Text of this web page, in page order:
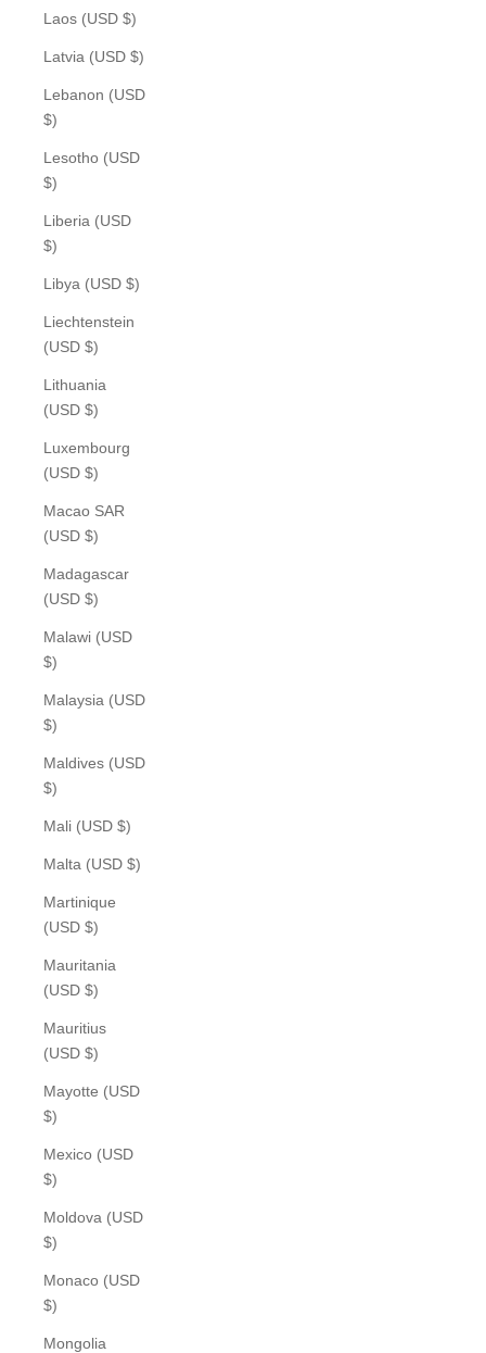
Laos (USD $)
Latvia (USD $)
Lebanon (USD
$)
Lesotho (USD
$)
Liberia (USD
$)
Libya (USD $)
Liechtenstein
(USD $)
Lithuania
(USD $)
Luxembourg
(USD $)
Macao SAR
(USD $)
Madagascar
(USD $)
Malawi (USD
$)
Malaysia (USD
$)
Maldives (USD
$)
Mali (USD $)
Malta (USD $)
Martinique
(USD $)
Mauritania
(USD $)
Mauritius
(USD $)
Mayotte (USD
$)
Mexico (USD
$)
Moldova (USD
$)
Monaco (USD
$)
Mongolia